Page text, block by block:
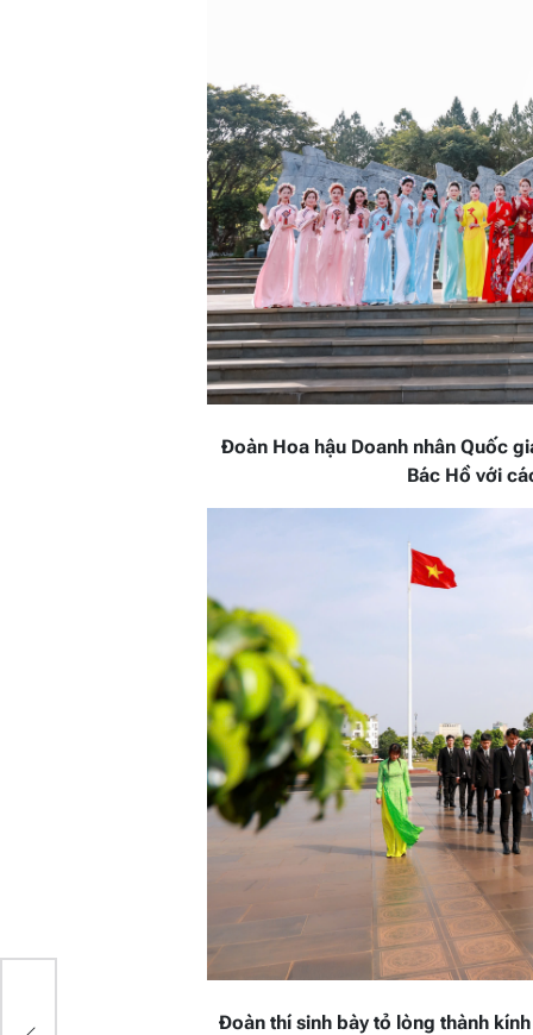
Đoàn Hoa hậu Doanh nhân Quốc
Bác Hồ với
Đoàn thí sinh bày tỏ lòng thành